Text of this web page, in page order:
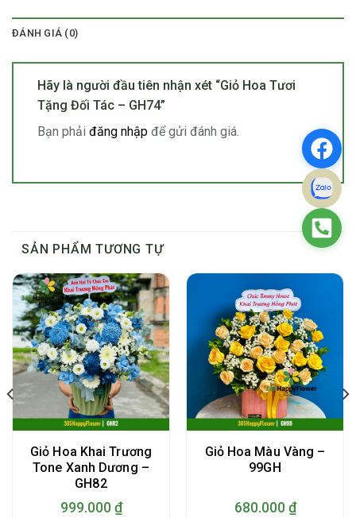
ĐÁNH GIÁ (0)
Hãy là người đầu tiên nhận xét “Giỏ Hoa Tươi
Tặng Đối Tác – GH74”
Bạn phải đăng nhập để gửi đánh giá.
SẢN PHẨM TƯƠNG TỰ
Giỏ Hoa Khai Trương
Tone Xanh Dương –
GH82
999.000 ₫
Giỏ Hoa Màu Vàng –
99GH
680.000 ₫